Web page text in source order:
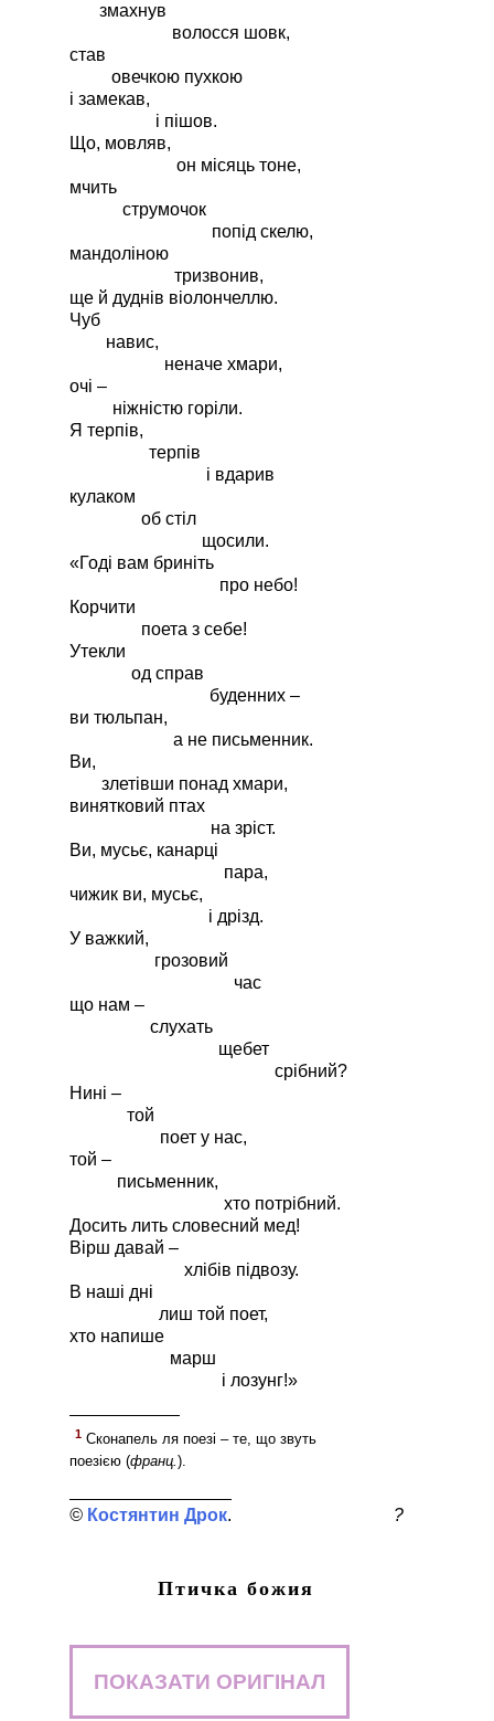
змахнув
волосся шовк,
став
овечкою пухкою
і замекав,
і пішов.
Що, мовляв,
он місяць тоне,
мчить
струмочок
попід скелю,
мандоліною
тризвонив,
ще й дуднів віолончеллю.
Чуб
навис,
неначе хмари,
очі –
ніжністю горіли.
Я терпів,
терпів
і вдарив
кулаком
об стіл
щосили.
«Годі вам бриніть
про небо!
Корчити
поета з себе!
Утекли
од справ
буденних –
ви тюльпан,
а не письменник.
Ви,
злетівши понад хмари,
винятковий птах
на зріст.
Ви, мусьє, канарці
пара,
чижик ви, мусьє,
і дрізд.
У важкий,
грозовий
час
що нам –
слухать
щебет
срібний?
Нині –
той
поет у нас,
той –
письменник,
хто потрібний.
Досить лить словесний мед!
Вірш давай –
хлібів підвозу.
В наші дні
лиш той поет,
хто напише
марш
і лозунг!»
1 Сконапель ля поезі – те, що звуть
поезією (франц.).
Костянтин Дрок ?
Птичка божия
ПОКАЗАТИ ОРИГІНАЛ